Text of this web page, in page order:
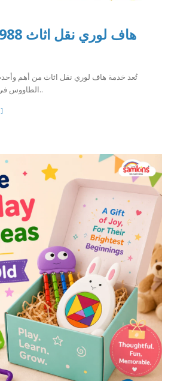
تُعد خدمة هاف لوري نقل اثاث من أهم
الطاووس في مجال نقل الأثاث داخل الك..